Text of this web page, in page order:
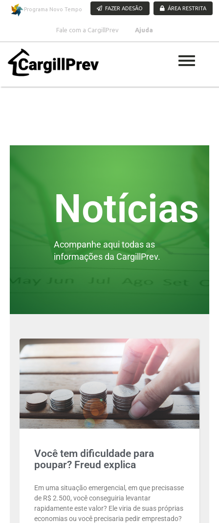
Pular para o conteúdo
Programa Novo Tempo FAZER ADESÃO ÁREA RESTRITA
Fale com a CargillPrev Ajuda
Notícias
Acompanhe aqui todas as
informações da CargillPrev.
Você tem dificuldade para
poupar? Freud explica
Em uma situação emergencial, em que precisasse
de R$ 2.500, você conseguiria levantar
rapidamente este valor? Ele viria de suas próprias
economias ou você precisaria pedir emprestado?